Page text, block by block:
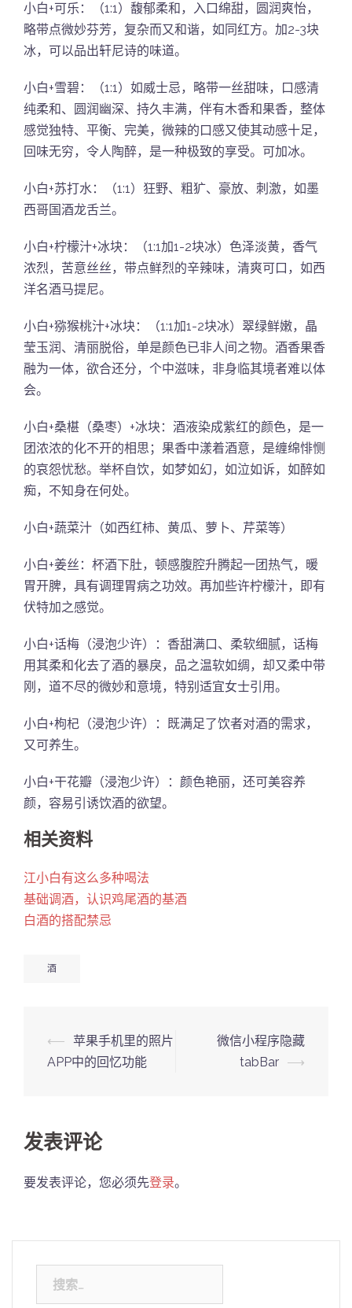
小白+可乐：（1:1）馥郁柔和，入口绵甜，圆润爽怡，
略带点微妙芬芳，复杂而又和谐，如同红方。加2-3块
冰，可以品出轩尼诗的味道。
小白+雪碧：（1:1）如威士忌，略带一丝甜味，口感清
纯柔和、圆润幽深、持久丰满，伴有木香和果香，整体
感觉独特、平衡、完美，微辣的口感又使其动感十足，
回味无穷，令人陶醉，是一种极致的享受。可加冰。
小白+苏打水：（1:1）狂野、粗犷、豪放、刺激，如墨
西哥国酒龙舌兰。
小白+柠檬汁+冰块：（1:1加1-2块冰）色泽淡黄，香气
浓烈，苦意丝丝，带点鲜烈的辛辣味，清爽可口，如西
洋名酒马提尼。
小白+猕猴桃汁+冰块：（1:1加1-2块冰）翠绿鲜嫩，晶
莹玉润、清丽脱俗，单是颜色已非人间之物。酒香果香
融为一体，欲合还分，个中滋味，非身临其境者难以体
会。
小白+桑椹（桑枣）+冰块：酒液染成紫红的颜色，是一
团浓浓的化不开的相思；果香中漾着酒意，是缠绵悱恻
的哀怨忧愁。举杯自饮，如梦如幻，如泣如诉，如醉如
痴，不知身在何处。
小白+蔬菜汁（如西红柿、黄瓜、萝卜、芹菜等）
小白+姜丝：杯酒下肚，顿感腹腔升腾起一团热气，暖
胃开脾，具有调理胃病之功效。再加些许柠檬汁，即有
伏特加之感觉。
小白+话梅（浸泡少许）：香甜满口、柔软细腻，话梅
用其柔和化去了酒的暴戾，品之温软如绸，却又柔中带
刚，道不尽的微妙和意境，特别适宜女士引用。
小白+枸杞（浸泡少许）：既满足了饮者对酒的需求，
又可养生。
小白+干花瓣（浸泡少许）：颜色艳丽，还可美容养
颜，容易引诱饮酒的欲望。
相关资料
江小白有这么多种喝法
基础调酒，认识鸡尾酒的基酒
白酒的搭配禁忌
酒
Post
navigation
⟵ 苹果手机里的照片
APP中的回忆功能
微信小程序隐藏
tabBar ⟶
发表评论
要发表评论，您必须先登录。
索：